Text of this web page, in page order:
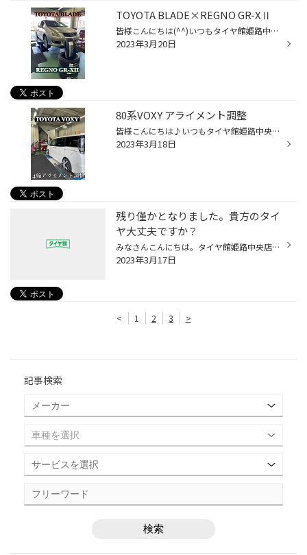
TOYOTA BLADE×REGNO GR-XⅡ
皆様こんにちは(^^)いつもタイヤ館姫路中央店webをご覧いただき誠にありがとうございます！ 本日はトヨタ・ブレイドのタイヤ交換をご紹介します！ 高速道路をよくご利用されるとの事でしたのでREGNO GR-XⅡをご提案させていただきました♪ タイヤ値上げまで残り少しになりましたが、まだまだご予約の...
2023年3月20日
80系VOXY アライメント調整
皆様こんにちは♪いつもタイヤ館姫路中央店webをご覧いただき誠にありがとうございます！ 本日はヴォクシーのアライメント調整をご紹介します！ 足回り交換後にご来店いただきました！！ 測定後基準値ど真ん中に調整させていただきました。 足回り交換後は必ずアライメント調整をおすすめします♪ ア...
2023年3月18日
残り僅かとなりました。貴方のタイ
ヤ大丈夫ですか？
みなさんこんにちは。タイヤ館姫路中央店です！ 3月も残り半分となりましたね〜！ 4月の値上げまでのタイムリミットが迫ってきました…。 今履かれているタイヤの溝はいかがですか？ タイヤの溝が危ない方はこの機会に是非履き替えのご検討ください！！ 当店では値上げ前のセールも行っております！ ...
2023年3月17日
< 1 2 3 >
記事検索